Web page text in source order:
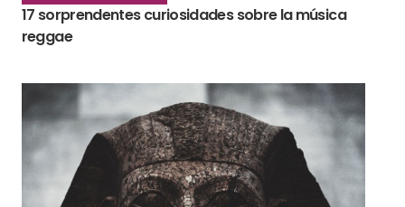
17 sorprendentes curiosidades sobre la música
reggae